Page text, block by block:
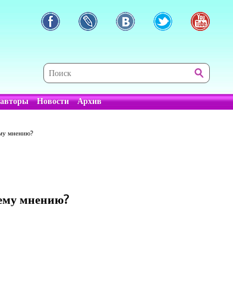
Новости Архив
мнению?
мнению?